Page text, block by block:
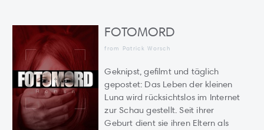
FOTOMORD
from Patrick Worsch
Geknipst, gefilmt und täglich
gepostet: Das Leben der kleinen
Luna wird rücksichtslos im Internet
zur Schau gestellt. Seit ihrer
Geburt dient sie ihren Eltern als